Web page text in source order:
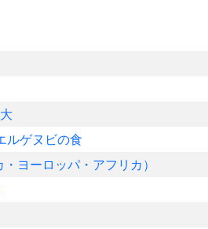
ルゲヌビの食
ヨーロッパ・アフリカ）